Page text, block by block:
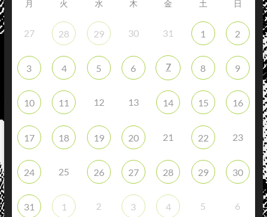
月 火 水 木 金 土 日
27 28 29 30 31 1 2
3 4 5 6 7 8 9
10 11 12 13 14 15 16
17 18 19 20 21 22 23
24 25 26 27 28 29 30
31 1 2 3 4 5 6